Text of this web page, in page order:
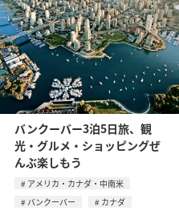
バンクーバー3泊5日旅、観
光・グルメ・ショッピングぜ
んぶ楽しもう
アメリカ・カナダ・中南米
バンクーバー
カナダ